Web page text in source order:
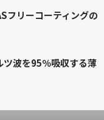
フリーコーティングの
波を95％吸収する薄